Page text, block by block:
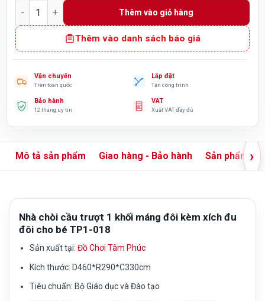
Nhà chòi cầu trượt 1 khối máng đôi kèm xích đu đôi TP1-018
Thêm vào giỏ hàng
Thêm vào danh sách báo giá
Vận chuyển
Trên toàn quốc
Lắp đặt
Tận công trình
Bảo hành
12 tháng uy tín
VAT
Xuất VAT đầy đủ
Mô tả sản phẩm Giao hàng - Bảo hành Sản phẩm›
Nhà chòi cầu trượt 1 khối máng đôi kèm xích đu
đôi cho bé TP1-018
Sản xuất tại: Đồ Chơi Tâm Phúc
Kích thước: D460*R290*C330cm
Tiêu chuẩn: Bộ Giáo dục và Đào tạo